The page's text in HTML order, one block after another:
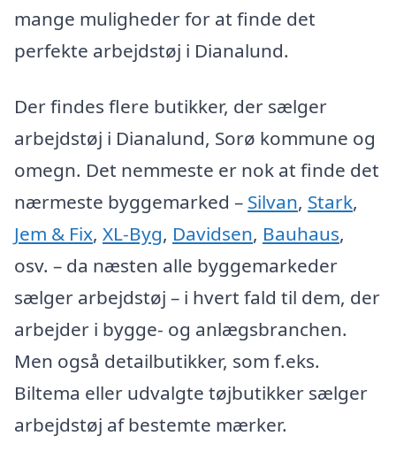
mange muligheder for at finde det
perfekte arbejdstøj i Dianalund.
Der findes flere butikker, der sælger
arbejdstøj i Dianalund, Sorø kommune og
omegn. Det nemmeste er nok at finde det
nærmeste byggemarked – Silvan, Stark,
Jem & Fix, XL-Byg, Davidsen, Bauhaus,
osv. – da næsten alle byggemarkeder
sælger arbejdstøj – i hvert fald til dem, der
arbejder i bygge- og anlægsbranchen.
Men også detailbutikker, som f.eks.
Biltema eller udvalgte tøjbutikker sælger
arbejdstøj af bestemte mærker.